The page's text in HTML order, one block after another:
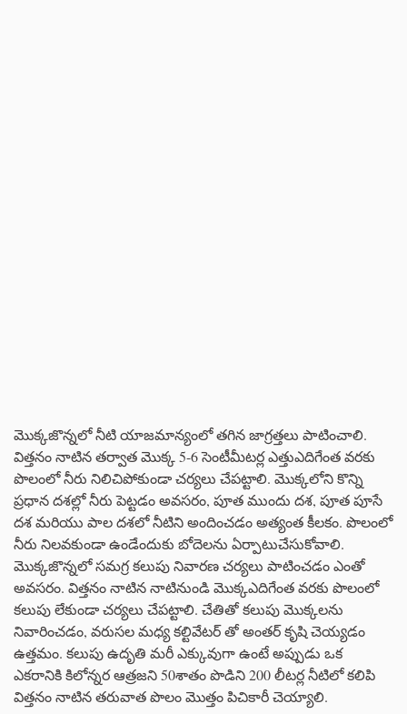
మొక్కజొన్నలో నీటి యాజమాన్యంలో తగిన జాగ్రత్తలు పాటించాలి.
విత్తనం నాటిన తర్వాత మొక్క 5-6 సెంటీమీటర్ల ఎత్తుఎదిగేంత వరకు
పొలంలో నీరు నిలిచిపోకుండా చర్యలు చేపట్టాలి. మొక్కలోని కొన్ని
ప్రధాన దశల్లో నీరు పెట్టడం అవసరం, పూత ముందు దశ, పూత పూసే
దశ మరియు పాల దశలో నీటిని అందించడం అత్యంత కీలకం. పొలంలో
నీరు నిలవకుండా ఉండేందుకు బోదెలను ఏర్పాటుచేసుకోవాలి.
మొక్కజొన్నలో సమగ్ర కలుపు నివారణ చర్యలు పాటించడం ఎంతో
అవసరం. విత్తనం నాటిన నాటినుండి మొక్కఎదిగేంత వరకు పొలంలో
కలుపు లేకుండా చర్యలు చేపట్టాలి. చేతితో కలుపు మొక్కలను
నివారించడం, వరుసల మధ్య కల్టివేటర్ తో అంతర్ కృషి చెయ్యడం
ఉత్తమం. కలుపు ఉదృతి మరీ ఎక్కువుగా ఉంటే అప్పుడు ఒక
ఎకరానికి కిలోన్నర ఆత్రజని 50శాతం పొడిని 200 లీటర్ల నీటిలో కలిపి
విత్తనం నాటిన తరువాత పొలం మొత్తం పిచికారీ చెయ్యాలి.